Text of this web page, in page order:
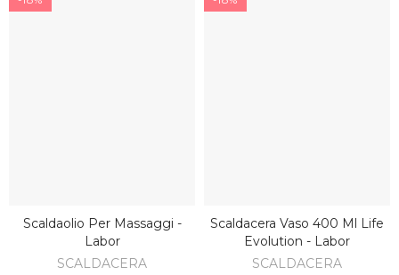
AGGIUNGI AL CARRELLO
Scaldaolio Per Massaggi -
Labor
SCALDACERA
AGGIUNGI AL CARRELLO
Scaldacera Vaso 400 Ml Life
Evolution - Labor
SCALDACERA